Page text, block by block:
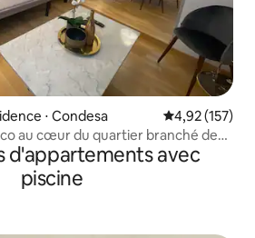
⋅ Condesa Évaluation
4,92 (157)
au cœur du quartier branché de
d'appartements avec
piscine